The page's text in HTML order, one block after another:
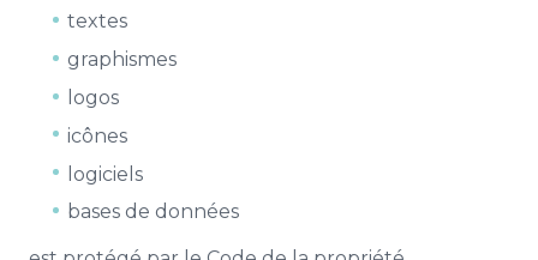
textes
graphismes
logos
icônes
logiciels
bases de données